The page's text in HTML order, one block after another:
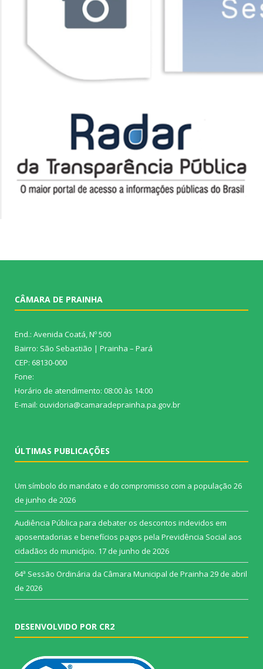
CÂMARA DE PRAINHA
End.: Avenida Coatá, Nº 500
Bairro: São Sebastião | Prainha – Pará
CEP: 68130-000
Fone:
Horário de atendimento: 08:00 às 14:00
E-mail: ouvidoria@camaradeprainha.pa.gov.br
ÚLTIMAS PUBLICAÇÕES
Um símbolo do mandato e do compromisso com a população 26
de junho de 2026
Audiência Pública para debater os descontos indevidos em
aposentadorias e benefícios pagos pela Previdência Social aos
cidadãos do município. 17 de junho de 2026
64ª Sessão Ordinária da Câmara Municipal de Prainha 29 de abril
de 2026
DESENVOLVIDO POR CR2